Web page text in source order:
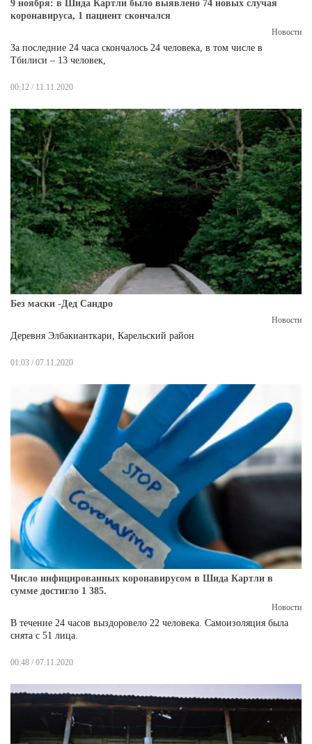
9 ноября: в Шида Картли было выявлено 74 новых случая
коронавируса, 1 пациент скончался
Новости
За последние 24 часа скончалось 24 человека, в том числе в
Тбилиси – 13 человек,
00:12 / 11.11.2020
Без маски -Дед Сандро
Новости
Деревня Элбакианткари, Карельский район
01:03 / 07.11.2020
Число инфицированных коронавирусом в Шида Картли в
сумме достигло 1 385.
Новости
В течение 24 часов выздоровело 22 человека. Самоизоляция была
снята с 51 лица.
00:48 / 07.11.2020